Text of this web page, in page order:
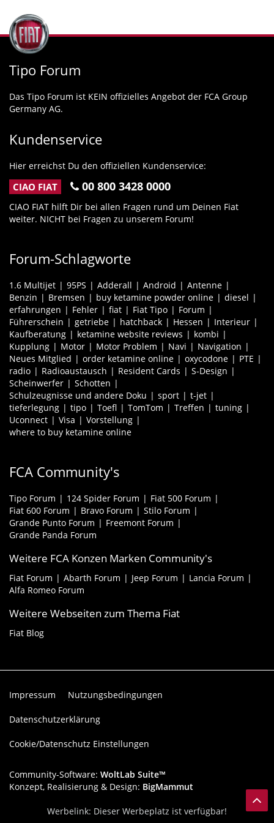
Tipo Forum
Das Tipo Forum ist KEIN offizielles Angebot der FCA Group
Germany AG.
Kundenservice
Hier erreichst Du den offiziellen Kundenservice:
CIAO FIAT 00 800 3428 0000
CIAO FIAT hilft Dir bei allen Fragen rund um Deinen Fiat
weiter. NICHT bei Fragen zu unserem Forum!
Forum-Schlagworte
1.6 Multijet 95PS Adderall Android
Antenne
Benzin
Bremsen buy ketamine powder online
diesel
erfahrungen
Fehler fiat Fiat Tipo
Forum
Führerschein
getriebe hatchback Hessen
Interieur
Kaufberatung
ketamine website reviews
kombi
Kupplung
Motor Motor Problem Navi
Navigation
Neues Mitglied
order ketamine online oxycodone
PTE
radio
Radioaustausch Resident Cards
S-Design
Scheinwerfer
Schotten
Schulzeugnisse und andere Doku
sport
t-jet
tieferlegung
tipo Toefl TomTom Treffen
tuning
Uconnect
Visa
Vorstellung
where to buy ketamine online
FCA Community's
Tipo Forum 124 Spider Forum
Fiat 500 Forum
Fiat 600 Forum
Bravo Forum
Stilo Forum
Grande Punto Forum
Freemont Forum
Grande Panda Forum
Weitere FCA Konzen Marken Community's
Fiat Forum Abarth Forum Jeep Forum
Lancia Forum
Alfa Romeo Forum
Weitere Webseiten zum Thema Fiat
Fiat Blog
Impressum Nutzungsbedingungen
Datenschutzerklärung
Cookie/Datenschutz Einstellungen
Community-Software: WoltLab Suite™
Konzept, Realisierung & Design: BigMammut
Werbelink: Dieser Werbeplatz ist verfügbar!